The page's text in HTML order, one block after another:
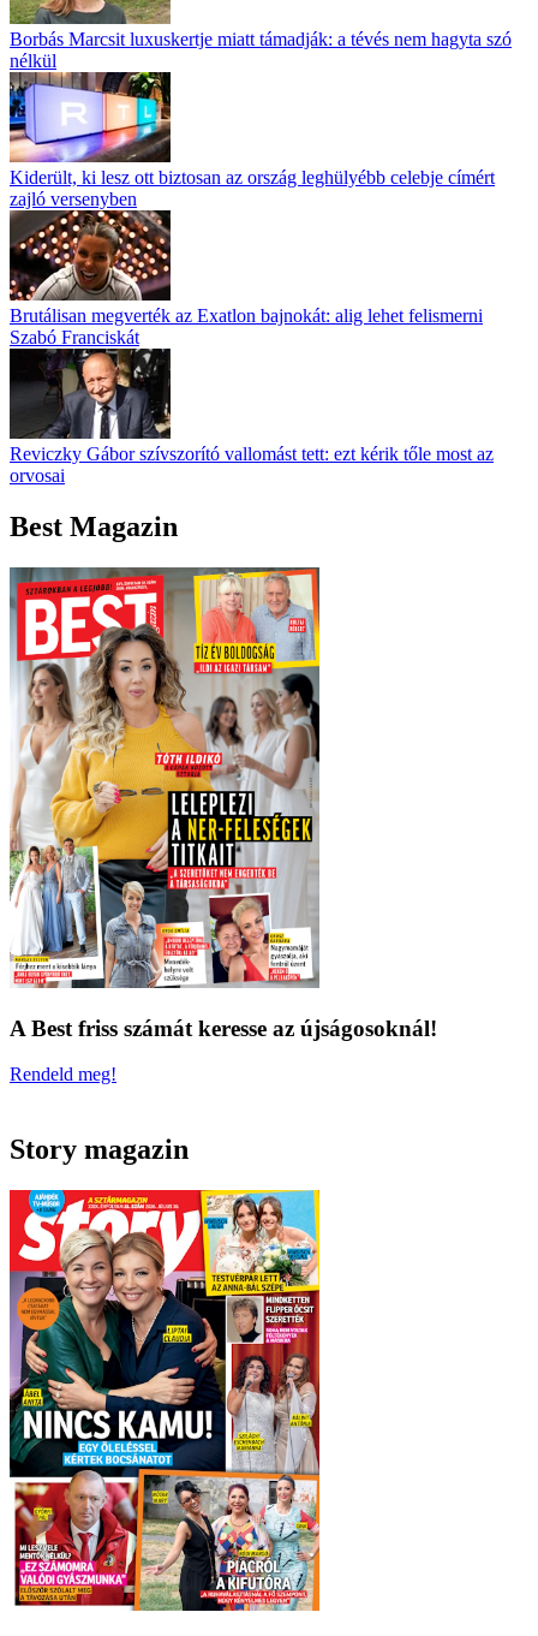
Borbás Marcsit luxuskertje miatt támadják: a tévés nem hagyta szó
nélkül
Kiderült, ki lesz ott biztosan az ország leghülyébb celebje címért
zajló versenyben
Brutálisan megverték az Exatlon bajnokát: alig lehet felismerni
Szabó Franciskát
Reviczky Gábor szívszorító vallomást tett: ezt kérik tőle most az
orvosai
Best Magazin
A Best friss számát keresse az újságosoknál!
Rendeld meg!
Story magazin